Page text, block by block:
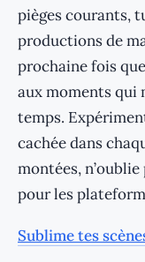
pièges courants,
productions de
prochaine fois
aux moments qui
temps.
cachée dans
montées,
pour les
Sublime tes